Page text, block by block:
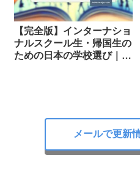
【完全版】インターナショ
ナルスクール生・帰国生の
ための日本の学校選び｜お
メールで更新